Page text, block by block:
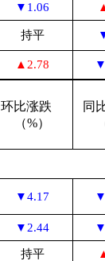
▼1.06
持平
▲2.78
环比涨跌
（%）
同
▼4.17
▼2.44
持平